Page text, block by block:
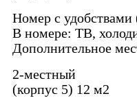
Номер с
В номере: ТВ,
Дополнительное
2-местный
(корпус 5) 12 м2